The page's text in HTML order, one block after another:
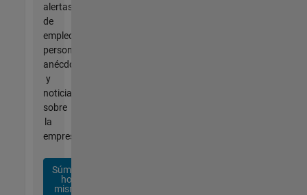
alertas
de
empleo
personalizadas,
anécdotas
y
noticias
sobre
la
empresa.
Súmese
hoy
mismo